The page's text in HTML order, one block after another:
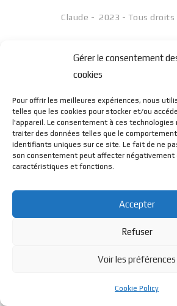
Gérer le consentement
cookies
Pour offrir les meilleures expériences, nous
telles que les cookies pour stocker et/ou
l'appareil. Le consentement à ces
traiter des données telles que le
identifiants uniques sur ce site. Le fait de ne
son consentement peut affecter négativement
caractéristiques et fonctions.
Accepter
Refuser
Voir les préférences
Cookie Policy
Claude - 2023 - Tous droits